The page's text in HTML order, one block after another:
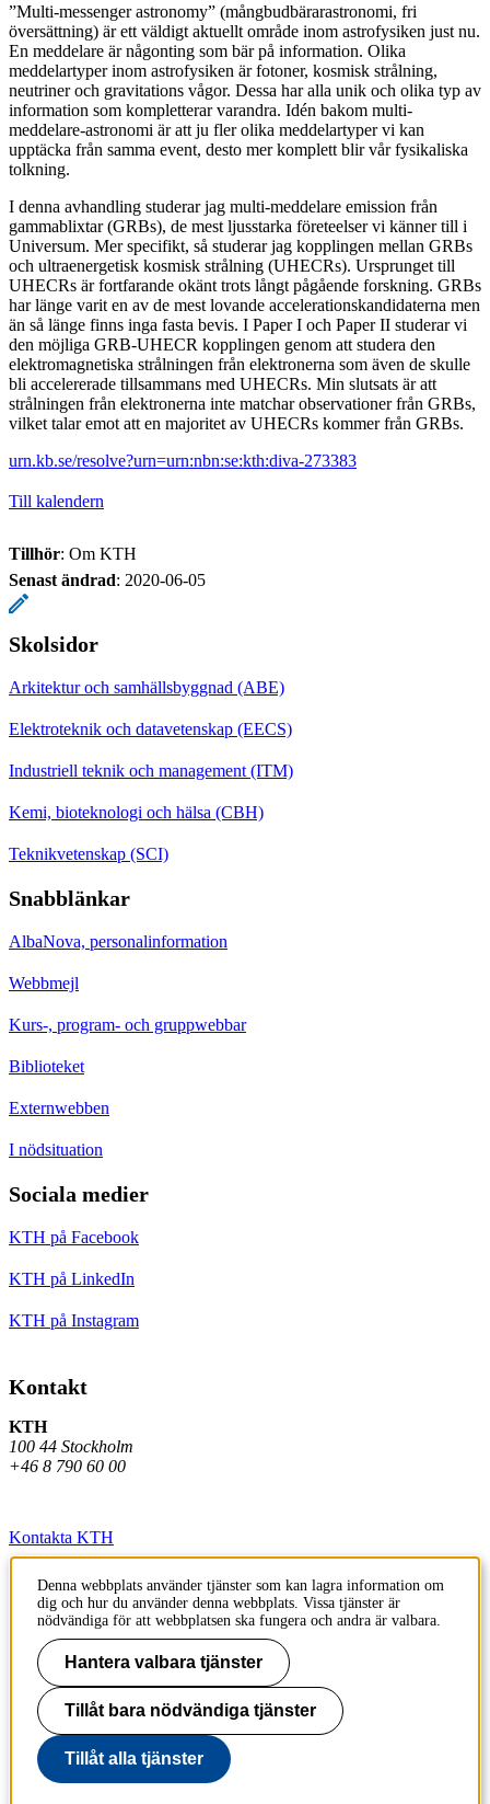
”Multi-messenger astronomy” (mångbudbärarastronomi, fri
översättning) är ett väldigt aktuellt område inom astrofysiken just nu.
En meddelare är någonting som bär på information. Olika
meddelartyper inom astrofysiken är fotoner, kosmisk strålning,
neutriner och gravitations vågor. Dessa har alla unik och olika typ av
information som kompletterar varandra. Idén bakom multi-
meddelare-astronomi är att ju fler olika meddelartyper vi kan
upptäcka från samma event, desto mer komplett blir vår fysikaliska
tolkning.
I denna avhandling studerar jag multi-meddelare emission från
gammablixtar (GRBs), de mest ljusstarka företeelser vi känner till i
Universum. Mer specifikt, så studerar jag kopplingen mellan GRBs
och ultraenergetisk kosmisk strålning (UHECRs). Ursprunget till
UHECRs är fortfarande okänt trots långt pågående forskning. GRBs
har länge varit en av de mest lovande accelerationskandidaterna men
än så länge finns inga fasta bevis. I Paper I och Paper II studerar vi
den möjliga GRB-UHECR kopplingen genom att studera den
elektromagnetiska strålningen från elektronerna som även de skulle
bli accelererade tillsammans med UHECRs. Min slutsats är att
strålningen från elektronerna inte matchar observationer från GRBs,
vilket talar emot att en majoritet av UHECRs kommer från GRBs.
urn.kb.se/resolve?urn=urn:nbn:se:kth:diva-273383
Till kalendern
Tillhör: Om KTH
Senast ändrad: 2020-06-05
Skolsidor
Arkitektur och samhällsbyggnad (ABE)
Elektroteknik och datavetenskap (EECS)
Industriell teknik och management (ITM)
Kemi, bioteknologi och hälsa (CBH)
Teknikvetenskap (SCI)
Snabblänkar
AlbaNova, personalinformation
Webbmejl
Kurs-, program- och gruppwebbar
Biblioteket
Externwebben
I nödsituation
Sociala medier
KTH på Facebook
KTH på LinkedIn
KTH på Instagram
Kontakt
KTH
100 44 Stockholm
+46 8 790 60 00
Kontakta KTH
Jobba på KTH
Press och media
Faktura och betalning KTH
Om KTH:s webbplatser
Tillgänglighetsredogörelse
Denna webbplats använder tjänster som kan lagra information om
dig och hur du använder denna webbplats. Vissa tjänster är
nödvändiga för att webbplatsen ska fungera och andra är valbara.
Hantera valbara tjänster
Tillåt bara nödvändiga tjänster
Tillåt alla tjänster